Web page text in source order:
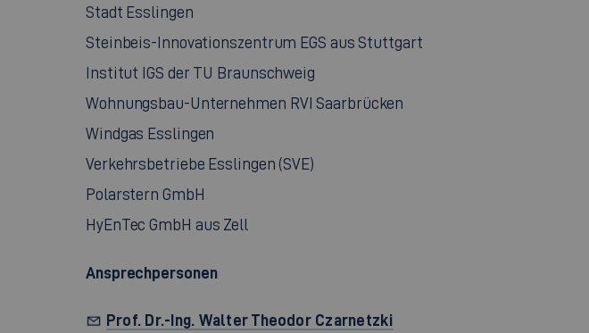
Stadt Esslingen
Steinbeis-Innovationszentrum EGS aus Stuttgart
Institut IGS der TU Braunschweig
Wohnungsbau-Unternehmen RVI Saarbrücken
Windgas Esslingen
Verkehrsbetriebe Esslingen (SVE)
Polarstern GmbH
HyEnTec GmbH aus Zell
Ansprechpersonen
Prof. Dr.-Ing. Walter Theodor Czarnetzki